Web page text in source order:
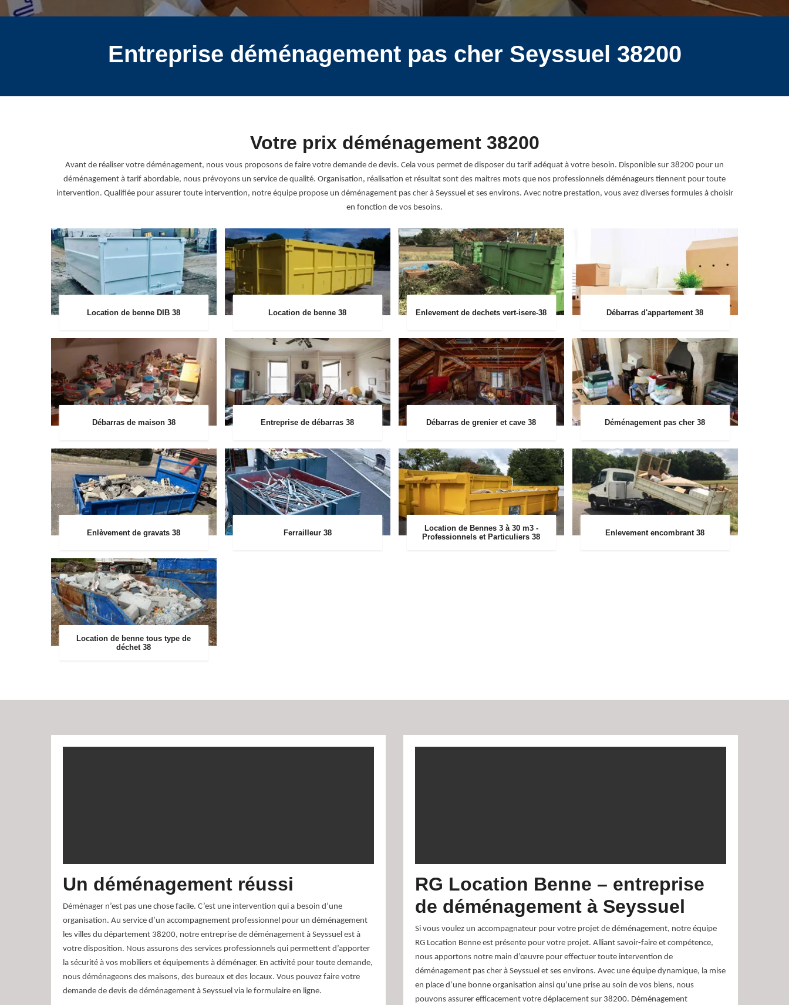
Entreprise déménagement pas cher Seyssuel 38200
Votre prix déménagement 38200
Avant de réaliser votre déménagement, nous vous proposons de faire votre demande de devis. Cela vous permet de disposer du tarif adéquat à votre besoin. Disponible sur 38200 pour un
déménagement à tarif abordable, nous prévoyons un service de qualité. Organisation, réalisation et résultat sont des maitres mots que nos professionnels déménageurs tiennent pour toute
intervention. Qualifiée pour assurer toute intervention, notre équipe propose un déménagement pas cher à Seyssuel et ses environs. Avec notre prestation, vous avez diverses formules à choisir
en fonction de vos besoins.
Location de benne DIB 38 Location de benne 38 Enlevement de dechets vert-isere-38 Débarras d'appartement 38
Débarras de maison 38 Entreprise de débarras 38 Débarras de grenier et cave 38 Déménagement pas cher 38
Enlèvement de gravats 38 Ferrailleur 38
Location de Bennes 3 à 30 m3 -
Professionnels et Particuliers 38
Enlevement encombrant 38
Location de benne tous type de
déchet 38
Un déménagement réussi
Déménager n’est pas une chose facile. C’est une intervention qui a besoin d’une
organisation. Au service d’un accompagnement professionnel pour un déménagement
les villes du département 38200, notre entreprise de déménagement à Seyssuel est à
votre disposition. Nous assurons des services professionnels qui permettent d’apporter
la sécurité à vos mobiliers et équipements à déménager. En activité pour toute demande,
nous déménageons des maisons, des bureaux et des locaux. Vous pouvez faire votre
demande de devis de déménagement à Seyssuel via le formulaire en ligne.
RG Location Benne – entreprise
de déménagement à Seyssuel
Si vous voulez un accompagnateur pour votre projet de déménagement, notre équipe
RG Location Benne est présente pour votre projet. Alliant savoir-faire et compétence,
nous apportons notre main d’œuvre pour effectuer toute intervention de
déménagement pas cher à Seyssuel et ses environs. Avec une équipe dynamique, la mise
en place d’une bonne organisation ainsi qu’une prise au soin de vos biens, nous
pouvons assurer efficacement votre déplacement sur 38200. Déménagement